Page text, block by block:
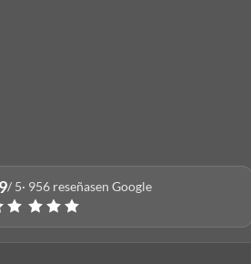
/ 5· 956 reseñasen Google